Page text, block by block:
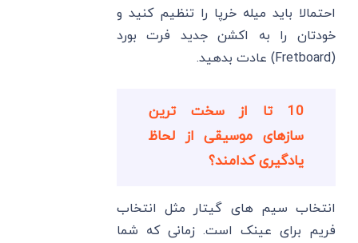
احتمالا باید میله خرپا را تنظیم کنید و
خودتان را به اکشن جدید فرت بورد
(Fretboard) عادت بدهید.
10 تا از سخت ترین
سازهای موسیقی از لحاظ
یادگیری کدامند؟
انتخاب سیم های گیتار مثل انتخاب
فریم برای عینک است. زمانی که شما